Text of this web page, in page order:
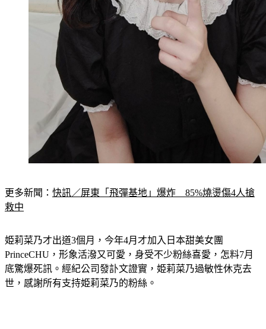
更多新聞： 快訊／屏東「飛彈基地」爆炸　85%燒燙傷4人搶
救中
姫莉菜乃才出道3個月，今年4月才加入日本甜美女團
PrinceCHU，形象活潑又可愛，身受不少粉絲喜愛，怎料7月
底驚爆死訊。經紀公司發訃文證實，姫莉菜乃過敏性休克去
世，感謝所有支持姫莉菜乃的粉絲。